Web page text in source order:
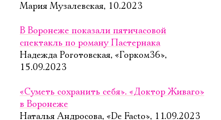
Мария Музалевская, 10.2023
В Воронеже показали пятичасовой
спектакль по роману Пастернака
Надежда Роготовская, «Горком36»,
15.09.2023
«Суметь сохранить себя». «Доктор Живаго»
в Воронеже
Наталья Андросова, «De Facto», 11.09.2023